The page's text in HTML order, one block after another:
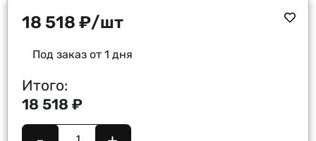
18 518 ₽/шт
Под заказ от 1 дня
Итого:
18 518 ₽